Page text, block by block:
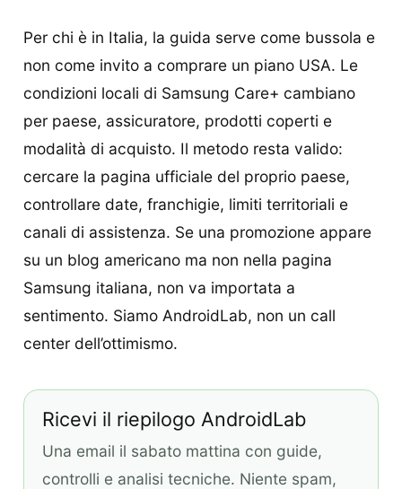
Per chi è in Italia, la guida serve come bussola e
non come invito a comprare un piano USA. Le
condizioni locali di Samsung Care+ cambiano
per paese, assicuratore, prodotti coperti e
modalità di acquisto. Il metodo resta valido:
cercare la pagina ufficiale del proprio paese,
controllare date, franchigie, limiti territoriali e
canali di assistenza. Se una promozione appare
su un blog americano ma non nella pagina
Samsung italiana, non va importata a
sentimento. Siamo AndroidLab, non un call
center dell’ottimismo.
Ricevi il riepilogo AndroidLab
Una email il sabato mattina con guide,
controlli e analisi tecniche. Niente spam,